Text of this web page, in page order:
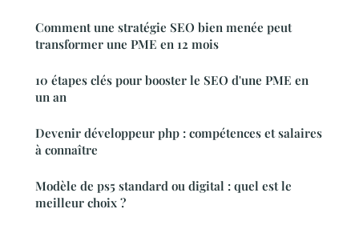
Comment une stratégie SEO bien menée peut
transformer une PME en 12 mois
10 étapes clés pour booster le SEO d'une PME en
un an
Devenir développeur php : compétences et salaires
à connaître
Modèle de ps5 standard ou digital : quel est le
meilleur choix ?